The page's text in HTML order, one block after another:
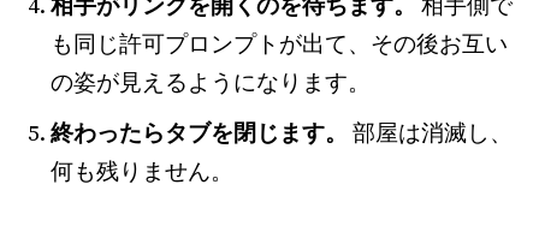
も同じ許可プロンプトが出て、その後お互い
の姿が見えるようになります。
終わったらタブを閉じます。
部屋は消滅し、
何も残りません。